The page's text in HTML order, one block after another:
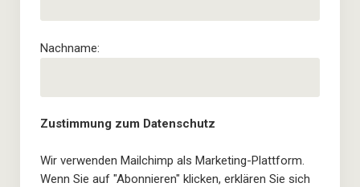
Nachname:
Zustimmung zum Datenschutz
Wir verwenden Mailchimp als Marketing-Plattform.
Wenn Sie auf "Abonnieren" klicken, erklären Sie sich